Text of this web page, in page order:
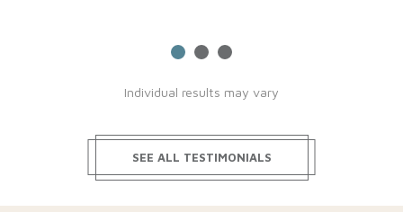
Individual results may vary
SEE ALL TESTIMONIALS